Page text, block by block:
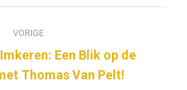
VORIGE
Vorig
bericht
Een Blik op de
Thomas Van Pelt!